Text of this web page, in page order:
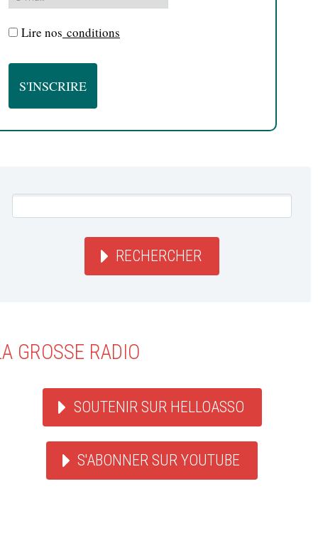
Lire nos conditions
RECHERCHER
GROSSE RADIO
SOUTENIR SUR HELLOASSO
S'ABONNER SUR YOUTUBE